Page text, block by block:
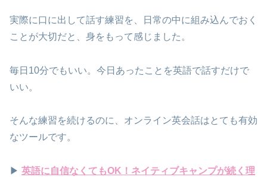
実際に口に出して話す練習を、日常の中に組み込んでおく
ことが大切だと、身をもって感じました。
毎日10分でもいい。今日あったことを英語で話すだけで
いい。
そんな練習を続けるのに、オンライン英会話はとても有効
なツールです。
▶ 英語に自信なくてもOK！ネイティブキャンプが続く理